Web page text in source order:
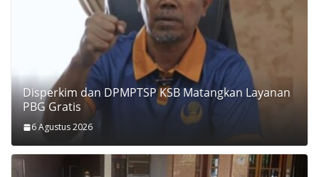
Disperkim dan DPMPTSP KSB Matangkan Layanan
PBG Gratis
6 Agustus 2026